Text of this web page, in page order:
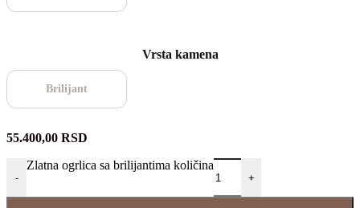
Vrsta kamena
Brilijant
55.400,00 RSD
-
Zlatna ogrlica sa brilijantima količina
+